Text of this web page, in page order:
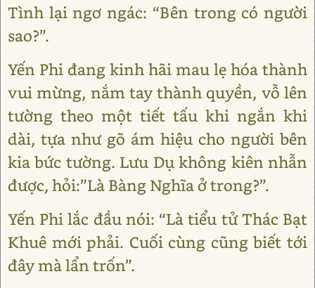
Tình lại ngơ ngác: “Bên trong có người
sao?”.
Yến Phi đang kinh hãi mau lẹ hóa thành
vui mừng, nắm tay thành quyền, vỗ lên
tường theo một tiết tấu khi ngắn khi
dài, tựa như gõ ám hiệu cho người bên
kia bức tường. Lưu Dụ không kiên nhẫn
được, hỏi:”Là Bàng Nghĩa ở trong?”.
Yến Phi lắc đầu nói: “Là tiểu tử Thác Bạt
Khuê mới phải. Cuối cùng cũng biết tới
đây mà lẩn trốn”.